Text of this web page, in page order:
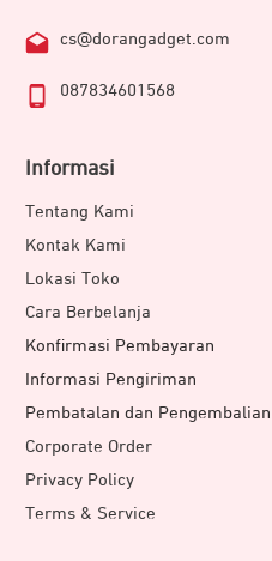
cs@dorangadget.com
087834601568
Informasi
Tentang Kami
Kontak Kami
Lokasi Toko
Cara Berbelanja
Konfirmasi Pembayaran
Informasi Pengiriman
Pembatalan dan Pengembalian
Corporate Order
Privacy Policy
Terms & Service